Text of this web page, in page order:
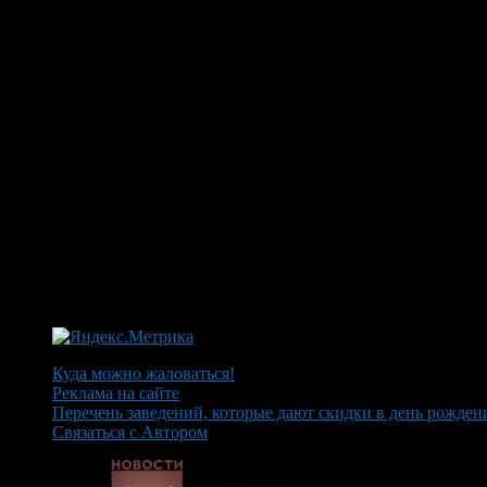
Куда можно жаловаться!
Реклама на сайте
Перечень заведений, которые дают скидки в день
Связаться с Автором